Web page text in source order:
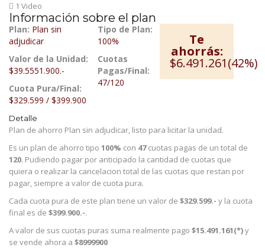
Compartir
1 Video
Información sobre el plan
Plan: Plan sin
adjudicar
Valor de la Unidad:
$39.5551.900.-
Cuota Pura/Final:
$329.599 / $399.900
Tipo de Plan:
100%
Cuotas
Pagas/Final:
47/120
Te
ahorrás:
$6.491.261(42%)
Detalle
Plan de ahorro Plan sin adjudicar, listo para licitar la unidad.
Es un plan de ahorro tipo 100% con 47cuotas pagas de un total de
120. Pudiendo pagar por anticipado la cantidad de cuotas que
quiera o realizar la cancelacion total de las cuotas que restan por
pagar, siempre a valor de cuota pura.
Cada cuota pura de este plan tiene un valor de $329.599.- y la cuota
final es de $399.900.-.
A valor de sus cuotas puras suma realmente pago $15.491.161(*)y
se vende ahora a $8999900